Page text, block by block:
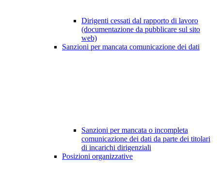
Dirigenti cessati dal rapporto di lavoro
(documentazione da pubblicare sul sito
web)
Sanzioni per mancata comunicazione dei dati
Sanzioni per mancata o incompleta
comunicazione dei dati da parte dei titolari
di incarichi dirigenziali
Posizioni organizzative